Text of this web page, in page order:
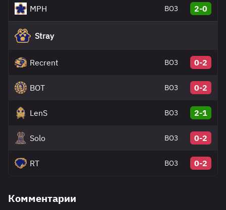
MPH BO3 2-0
Stray
Recrent BO3 0-2
BOT BO3 0-2
LenS BO3 2-1
Solo BO3 0-2
RT BO3 0-2
Комментарии